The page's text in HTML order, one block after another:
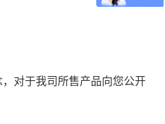
对于我司所售产品向您公开